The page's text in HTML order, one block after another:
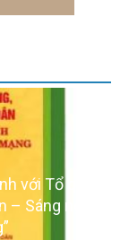
Tổ quốc,
ngời tư